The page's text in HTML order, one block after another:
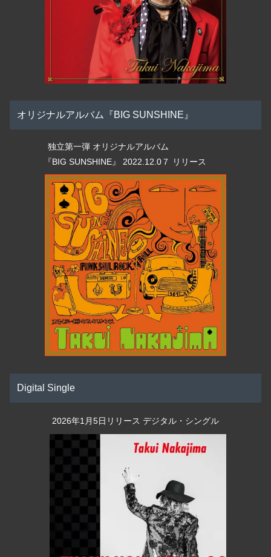
オリジナルアルバム『BIG SUNSHINE』
独立第一弾 オリジナルアルバム
『BIG SUNSHINE』 2022.12.0７ リリース
Digital Single
2026年1月5日リリース デジタル・シングル